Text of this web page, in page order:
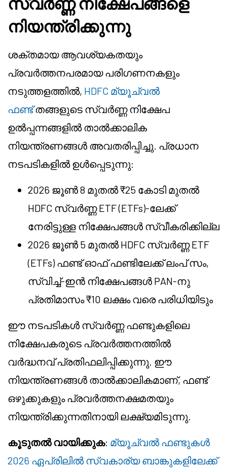
നിയന്ത്രിക്കുന്നു
ശക്തമായ ആവശ്യകതയും
പ്രവർത്തനപരമായ പരിഗണനകളും
നടുത്തളത്തിൽ, HDFC മ്യൂച്വൽ
ഫണ്ട്തങ്ങളുടെ സ്വർണ്ണ നിക്ഷേപ
ഉൽപ്പന്നങ്ങളിൽ താൽക്കാലിക
നിയന്ത്രണങ്ങൾ അവതരിപ്പിച്ചു. പ്രധാന
നടപടികളിൽ ഉൾപ്പെടുന്നു:
2026 ജൂൺ 8 മുതൽ ₹25 കോടി മുതൽ
HDFC സ്വർണ്ണ ETF (ETFs)-ലേക്ക്
നേരിട്ടുള്ള നിക്ഷേപങ്ങൾ സ്വീകരിക്കില്ല
2026 ജൂൺ 5 മുതൽ HDFC സ്വർണ്ണ ETF
(ETFs) ഫണ്ട് ഓഫ് ഫണ്ടിലേക്ക് ലംപ് സം,
സ്വിച്ച്-ഇൻ നിക്ഷേപങ്ങൾ PAN-നു
പ്രതിമാസം ₹10 ലക്ഷം വരെ പരിധിയിടും
ഈ നടപടികൾ സ്വർണ്ണ ഫണ്ടുകളിലെ
നിക്ഷേപകരുടെ പ്രവർത്തനത്തിൽ
വർദ്ധനവ് പ്രതിഫലിപ്പിക്കുന്നു. ഈ
നിയന്ത്രണങ്ങൾ താൽക്കാലികമാണ്, ഫണ്ട്
ഒഴുക്കുകളും പ്രവർത്തനക്ഷമതയും
നിയന്ത്രിക്കുന്നതിനായി ലക്ഷ്യമിടുന്നു.
കൂടുതൽ വായിക്കുക: മ്യൂച്വൽ ഫണ്ടുകൾ
2026 ഏപ്രിലിൽ സ്വകാര്യ ബാങ്കുകളിലേക്ക്